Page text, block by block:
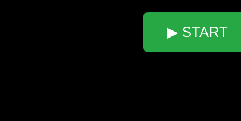
▶ START